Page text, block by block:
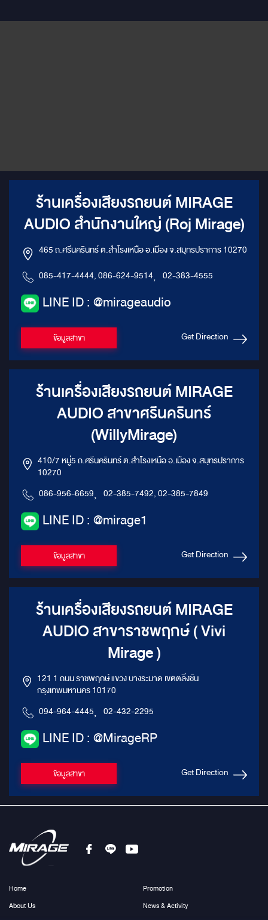
ร้านเครื่องเสียงรถยนต์ MIRAGE
AUDIO สำนักงานใหญ่ (Roj Mirage)
465 ถ.ศรีนครินทร์ ต.สำโรงเหนือ อ.เมือง จ.สมุทรปราการ 10270
085-417-4444, 086-624-9514, 02-383-4555
LINE ID : @mirageaudio
ข้อมูลสาขา Get Direction
ร้านเครื่องเสียงรถยนต์ MIRAGE
AUDIO สาขาศรีนครินทร์
(WillyMirage)
410/7 หมู่5 ถ.ศรีนครินทร์ ต.สำโรงเหนือ อ.เมือง จ.สมุทรปราการ
10270
086-956-6659, 02-385-7492, 02-385-7849
LINE ID : @mirage1
ข้อมูลสาขา Get Direction
ร้านเครื่องเสียงรถยนต์ MIRAGE
AUDIO สาขาราชพฤกษ์ ( Vivi
Mirage )
121 1 ถนน ราชพฤกษ์ แขวง บางระมาด เขตตลิ่งชัน
กรุงเทพมหานคร 10170
094-964-4445, 02-432-2295
LINE ID : @MirageRP
ข้อมูลสาขา Get Direction
Home
About Us
Promotion
News & Activity